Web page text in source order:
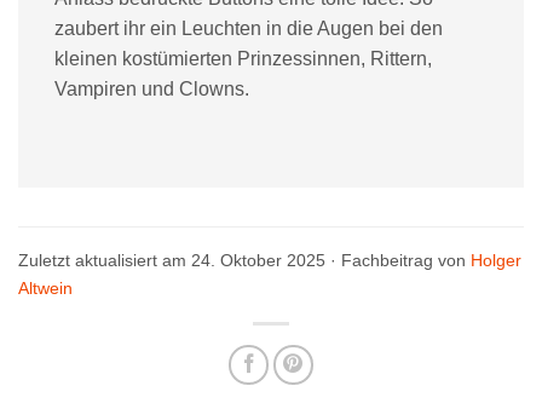
zaubert ihr ein Leuchten in die Augen bei den
kleinen kostümierten Prinzessinnen, Rittern,
Vampiren und Clowns.
Zuletzt aktualisiert am 24. Oktober 2025 · Fachbeitrag von Holger
Altwein